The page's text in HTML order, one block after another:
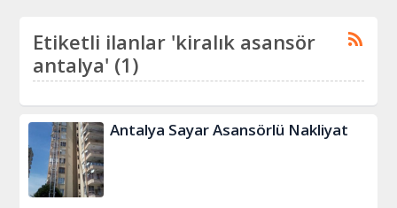
Etiketli ilanlar 'kiralık asansör
antalya' (1)
Antalya Sayar Asansörlü Nakliyat